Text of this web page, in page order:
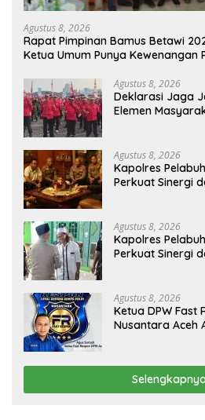
Agustus 8, 2026
Rapat Pimpinan Bamus Betawi
Ketua Umum Punya Kewenangan
Agustus 8, 2026
Deklarasi Jaga
Elemen
Agustus 8, 2026
Kapolres
Perkuat Sinergi
Agustus 8, 2026
Kapolres
Perkuat Sinergi
Agustus 8, 2026
Ketua DPW Fast
Nusantara Aceh
Selengkapnya